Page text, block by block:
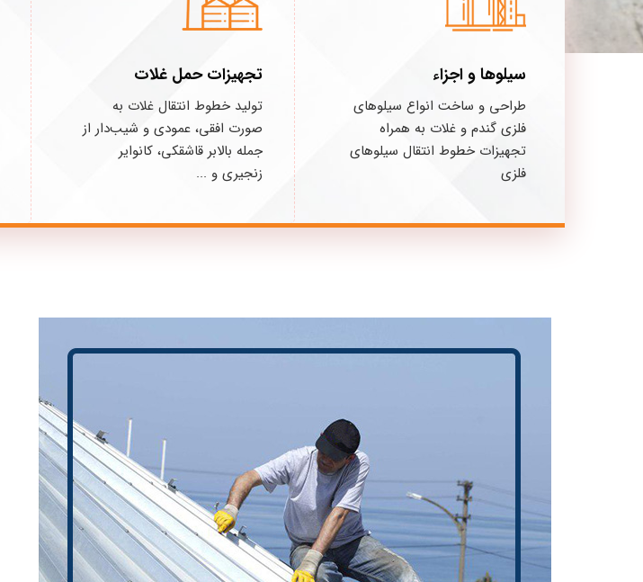
سیلوها و اجزاء
طراحی و ساخت انواع سیلوهای
فلزی گندم و غلات به همراه
تجهیزات خطوط انتقال سیلوهای
فلزی
تجهیزات حمل غلات
تولید خطوط انتقال غلات به
صورت افقی، عمودی و شیب‌دار از
جمله بالابر قاشقکی، کانوایر
زنجیری و ...